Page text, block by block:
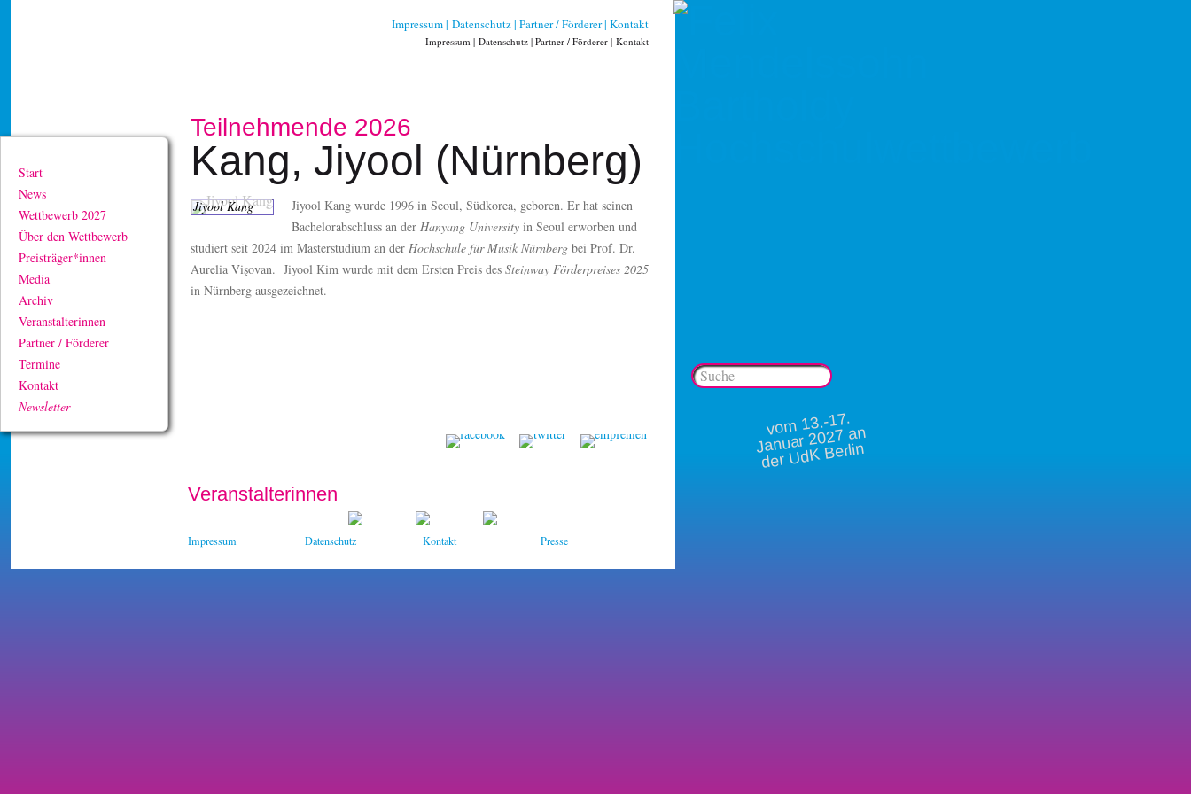
vo
m 13.-17.
Januar 2027 an
der UdK Berlin
Impressum Datenschutz Partner / Förderer Kontakt
Impressum Datenschutz Partner / Förderer Kontakt
Teilnehmende 2026
Kang, Jiyool (Nürnberg)
Jiyool Kang
Jiyool Kang wurde 1996 in Seoul, Südkorea, geboren. Er hat seinen
Bachelorabschluss an der Hanyang Universityin Seoul erworben und
studiert seit 2024 im Masterstudium an der Hochschule für Musik Nürnbergbei Prof. Dr.
Aurelia Vişovan. Jiyool Kim wurde mit dem Ersten Preis des Steinway Förderpreises 2025
in Nürnberg ausgezeichnet.
Start
News
Wettbewerb 2027
Über den Wettbewerb
Preisträger*innen
Media
Archiv
Veranstalterinnen
Partner / Förderer
Termine
Kontakt
Newsletter
Veranstalterinnen
Impressum Datenschutz Kontakt Presse